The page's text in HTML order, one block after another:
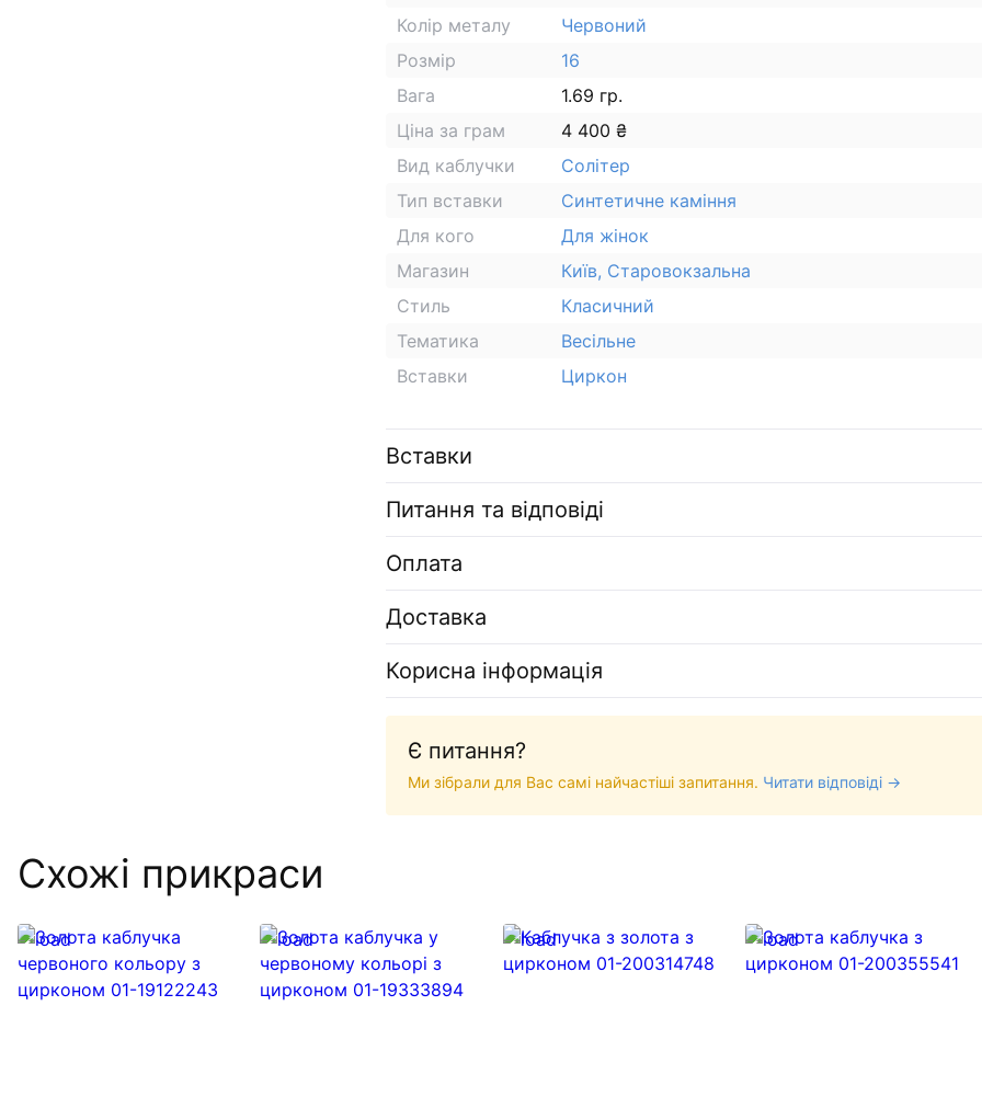
Колір металу
Червоний
Розмір
16
Вага
1.69 гр.
Ціна за грам
4 400 ₴
Вид каблучки
Солітер
Тип вставки
Синтетичне каміння
Для кого
Для жінок
Магазин
Київ, Старовокзальна
Стиль
Класичний
Тематика
Весільне
Вставки
Циркон
Вставки
Питання та відповіді
Оплата
Доставка
Корисна інформація
Є питання?
Ми зібрали для Вас самі найчастіші запитання. Читати відповіді →
Схожі прикраси